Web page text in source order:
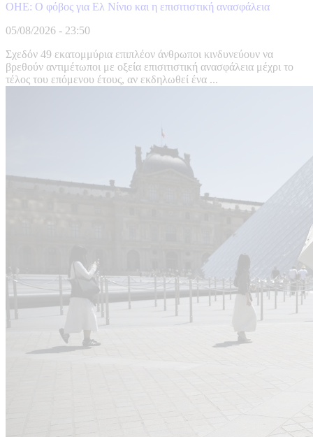
ΟΗΕ: Ο φόβος για Ελ Νίνιο και η επισιτιστική ανασφάλεια
05/08/2026 - 23:50
Σχεδόν 49 εκατομμύρια επιπλέον άνθρωποι κινδυνεύουν να
βρεθούν αντιμέτωποι με οξεία επισιτιστική ανασφάλεια μέχρι το
τέλος του επόμενου έτους, αν εκδηλωθεί ένα ...